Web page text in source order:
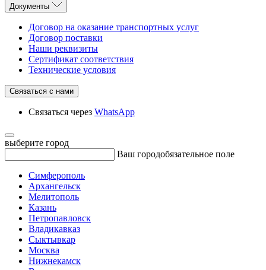
Документы
Договор на оказание транспортных услуг
Договор поставки
Наши реквизиты
Сертификат соответствия
Технические условия
Связаться с нами
Связаться через WhatsApp
выберите город
Ваш городобязательное поле
Симферополь
Архангельск
Мелитополь
Казань
Петропавловск
Владикавказ
Сыктывкар
Москва
Нижнекамск